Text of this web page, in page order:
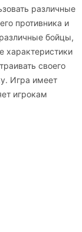
различные
противника и
бойцы,
характеристики
своего
Игра имеет
игрокам